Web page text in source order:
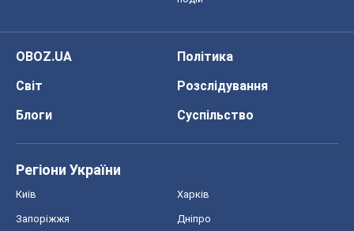
OBOZ.UA
Політика
Світ
Розслідування
Блоги
Суспільство
Регіони України
Київ Харків
Запоріжжя Дніпро